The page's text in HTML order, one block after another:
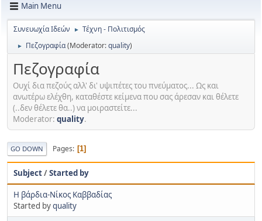
Main Menu
Συνευωχία Ιδεών ► Τέχνη - Πολιτισμός
► Πεζογραφία(Moderator:quality)
Πεζογραφία
Ουχί δια πεζούς αλλ' δι' υψιπέτες του πνεύματος... Ως και
ανωτέρω ελέχθη, καταθέστε κείμενα που σας άρεσαν και θέλετε
(..δεν θέλετε θα..) να μοιραστείτε...
Moderator: quality.
GO DOWN Pages 1
Subject/Started by
Η βάρδια-Νίκος Καββαδίας
Started byquality